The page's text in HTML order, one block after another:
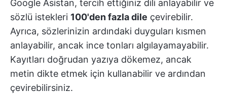
Google Asistan, tercih ettiğiniz dili anlayabilir ve
sözlü istekleri 100'den fazla dile çevirebilir.
Ayrıca, sözlerinizin ardındaki duyguları kısmen
anlayabilir, ancak ince tonları algılayamayabilir.
Kayıtları doğrudan yazıya dökemez, ancak
metin dikte etmek için kullanabilir ve ardından
çevirebilirsiniz.